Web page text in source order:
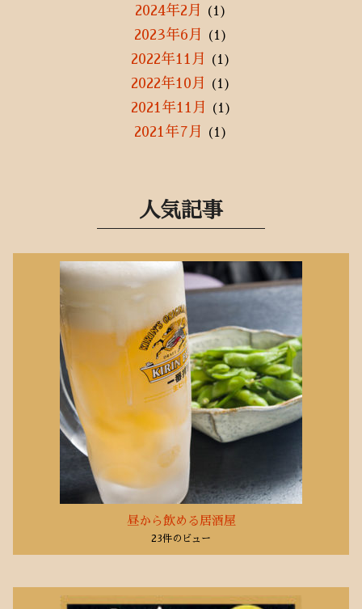
2024年2月 (1)
2023年6月 (1)
2022年11月 (1)
2022年10月 (1)
2021年11月 (1)
2021年7月 (1)
2021年1月(3)
2020年12月(3)
2020年11月(1)
2020年9月(2)
2020年8月 (2)
2020年7月 (3)
2020年6月(10)
2020年5月(10)
2020年4月(8)
2020年3月(1)
2020年1月
2019年10月
2019年3月(1)
2018年5月(2)
2018年1月
人気記事
昼から飲める居酒屋
23件のビュー